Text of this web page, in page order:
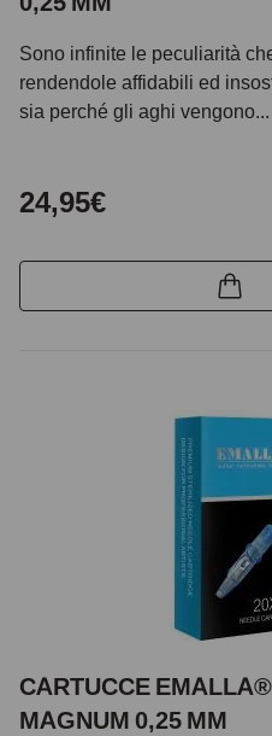
Sono infinite le peculiarità
rendendole affidabili ed
sia perché gli aghi vengono...
24,95€
CARTUCCE
MAGNUM 0,25 MM